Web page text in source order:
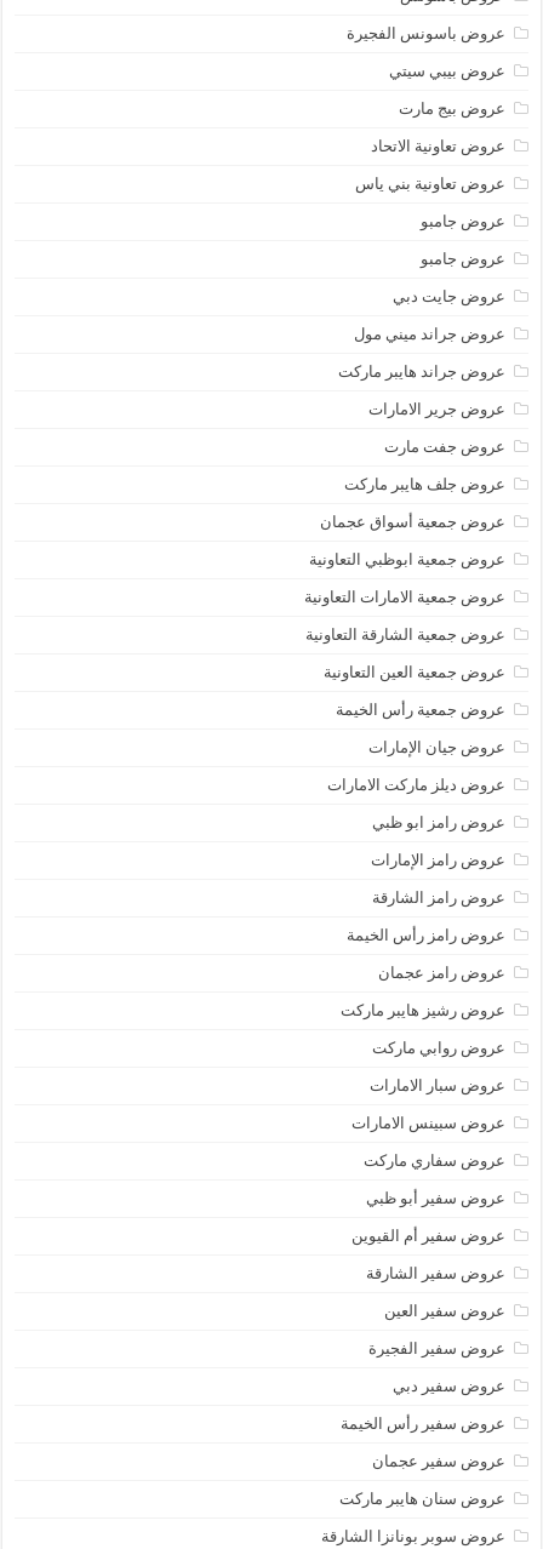
عروض باسونس الفجيرة
عروض بيبي سيتي
عروض بيج مارت
عروض تعاونية الاتحاد
عروض تعاونية بني ياس
عروض جامبو
عروض جامبو
عروض جايت دبي
عروض جراند ميني مول
عروض جراند هايبر ماركت
عروض جرير الامارات
عروض جفت مارت
عروض جلف هايبر ماركت
عروض جمعية أسواق عجمان
عروض جمعية ابوظبي التعاونية
عروض جمعية الامارات التعاونية
عروض جمعية الشارقة التعاونية
عروض جمعية العين التعاونية
عروض جمعية رأس الخيمة
عروض جيان الإمارات
عروض ديلز ماركت الامارات
عروض رامز ابو ظبي
عروض رامز الإمارات
عروض رامز الشارقة
عروض رامز رأس الخيمة
عروض رامز عجمان
عروض رشيز هايبر ماركت
عروض روابي ماركت
عروض سبار الامارات
عروض سبينس الامارات
عروض سفاري ماركت
عروض سفير أبو ظبي
عروض سفير أم القيوين
عروض سفير الشارقة
عروض سفير العين
عروض سفير الفجيرة
عروض سفير دبي
عروض سفير رأس الخيمة
عروض سفير عجمان
عروض سنان هايبر ماركت
عروض سوبر بونانزا الشارقة